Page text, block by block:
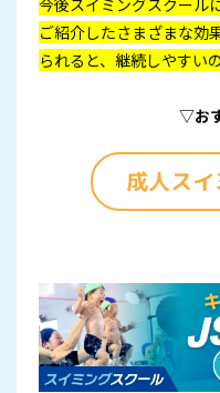
今後スイミングスクール
ご紹介したさまざまな効
られると、継続しやすい
▽お
成人ス